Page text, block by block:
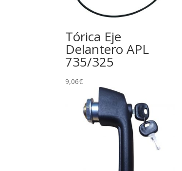
Tórica Eje
Delantero APL
735/325
9,06€